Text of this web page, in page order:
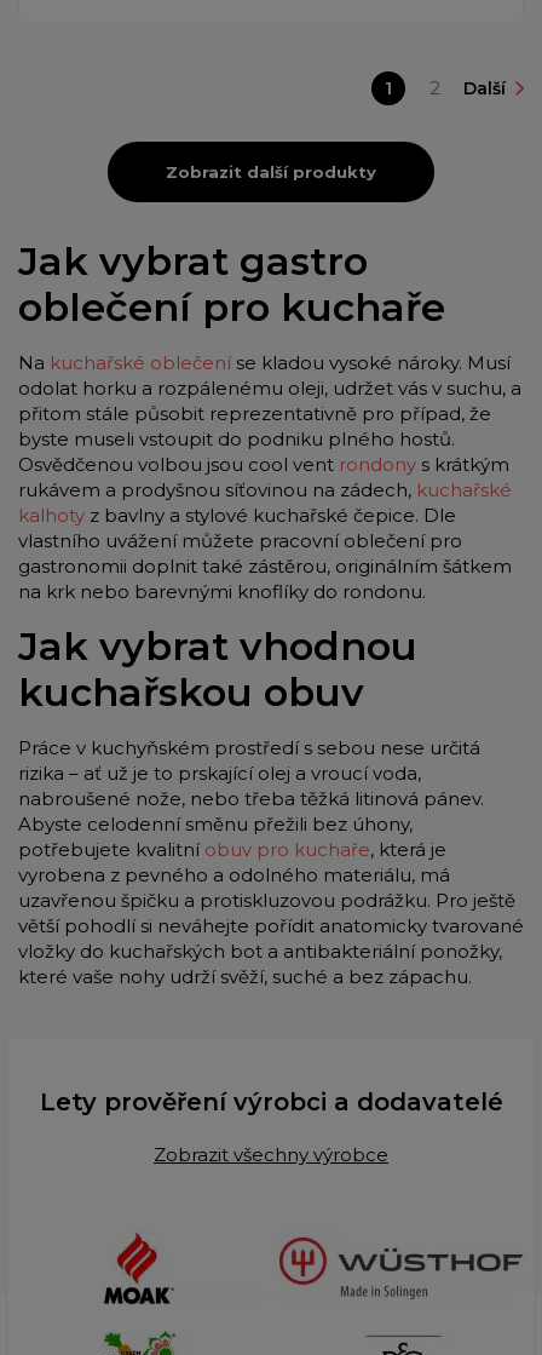
1 2 Další
Zobrazit další produkty
Jak vybrat gastro
oblečení pro kuchaře
Na kuchařské oblečeníse kladou vysoké nároky. Musí
odolat horku a rozpálenému oleji, udržet vás v suchu, a
přitom stále působit reprezentativně pro případ, že
byste museli vstoupit do podniku plného hostů.
Osvědčenou volbou jsou cool vent rondony s krátkým
rukávem a prodyšnou síťovinou na zádech, kuchařské
kalhoty z bavlny a stylové kuchařské čepice. Dle
vlastního uvážení můžete pracovní oblečení pro
gastronomii doplnit také zástěrou, originálním šátkem
na krk nebo barevnými knoflíky do rondonu.
Jak vybrat vhodnou
kuchařskou obuv
Práce v kuchyňském prostředí s sebou nese určitá
rizika – ať už je to prskající olej a vroucí voda,
nabroušené nože, nebo třeba těžká litinová pánev.
Abyste celodenní směnu přežili bez úhony,
potřebujete kvalitní obuv pro kuchaře, která je
vyrobena z pevného a odolného materiálu, má
uzavřenou špičku a protiskluzovou podrážku. Pro ještě
větší pohodlí si neváhejte pořídit anatomicky tvarované
vložky do kuchařských bot a antibakteriální ponožky,
které vaše nohy udrží svěží, suché a bez zápachu.
Lety prověření výrobci a dodavatelé
Zobrazit všechny výrobce